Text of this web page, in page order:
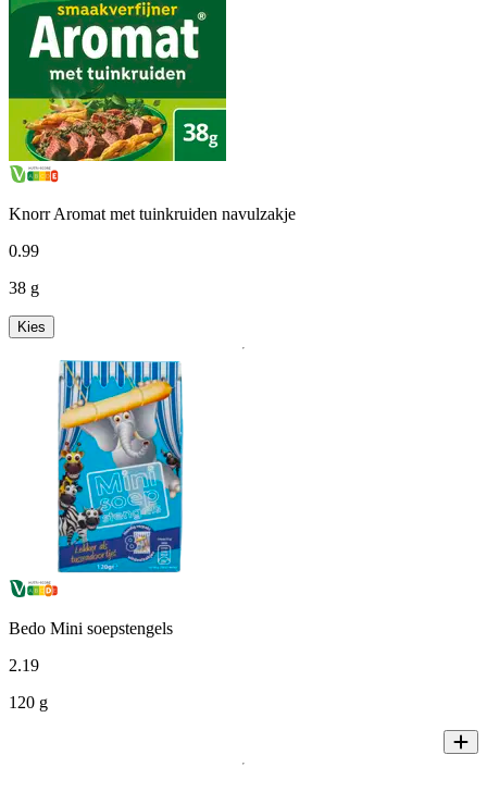
Knorr Aromat met tuinkruiden navulzakje
0.99
38 g
Kies
Bedo Mini soepstengels
2.19
120 g